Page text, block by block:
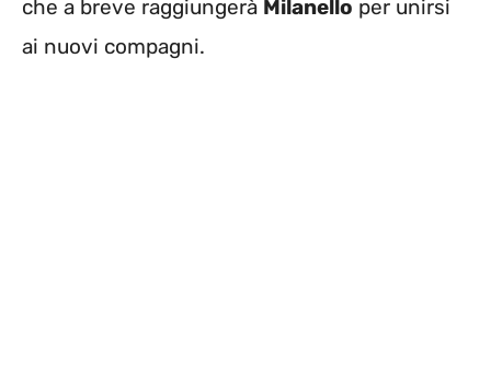
che a breve raggiungerà Milanello per unirsi
ai nuovi compagni.